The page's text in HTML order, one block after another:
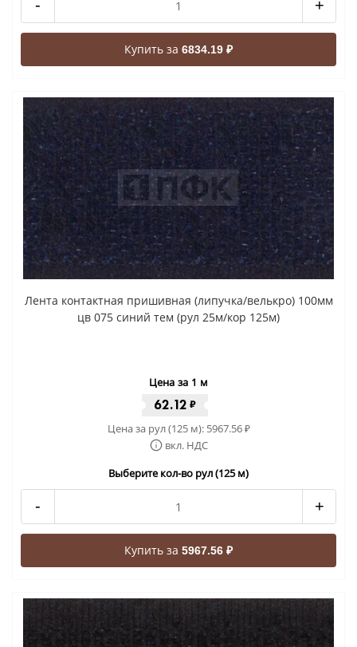
- +
Купить за 6834.19 ₽
Лента контактная пришивная (липучка/велькро) 100мм
цв 075 синий тем (рул 25м/кор 125м)
Цена за 1 м
62.12 ₽
Цена за рул (125 м): 5967.56₽
вкл. НДС
Выберите кол-во рул (125 м)
- +
Купить за 5967.56 ₽